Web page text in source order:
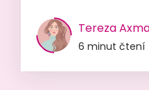
Tereza
6 minut čtení